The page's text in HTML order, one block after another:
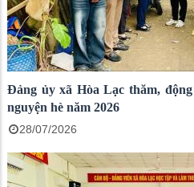
Đảng ủy xã Hòa Lạc thăm,
nguyện hè năm 2026
28/07/2026